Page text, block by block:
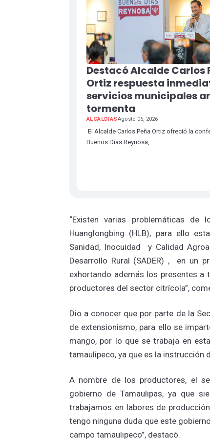
Destacó Alcalde Carlos
Ortiz respuesta
servicios municipales
tormenta
ALCALDIASAgosto 06, 2026
El Alcalde Carlos Peña Ortiz ofreció la
Buenos Días Reynosa, ...
“Existen varias problemáticas
Huanglongbing (HLB), para ello
Sanidad, Inocuidad y Calidad
Desarrollo Rural (SADER) , en un
exhortando además los presentes
productores del sector citrícola”,
Dio a conocer que por parte de la
de extensionismo, para ello se
mango, por lo que se trabaja en
tamaulipeco, ya que es la instrucción
A nombre de los productores, el
gobierno de Tamaulipas, ya que
trabajamos en labores de
tengo ninguna duda que este
campo tamaulipeco”, destacó.